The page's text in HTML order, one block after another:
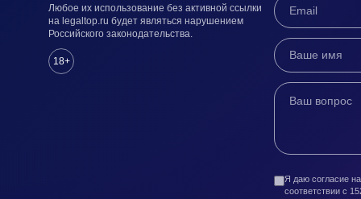
Любое их использование без активной ссылки
на legaltop.ru будет являться нарушением
Российского законодательства.
18+
Я даю согласие
соответствии с